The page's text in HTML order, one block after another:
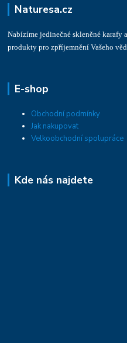
Naturesa.cz
Nabízíme jedinečné skleněné karafy
produkty pro zpříjemnění Vašeho
E-shop
Obchodní podmínky
Jak nakupovat
Velkoobchodní spolupráce
Kde nás najdete